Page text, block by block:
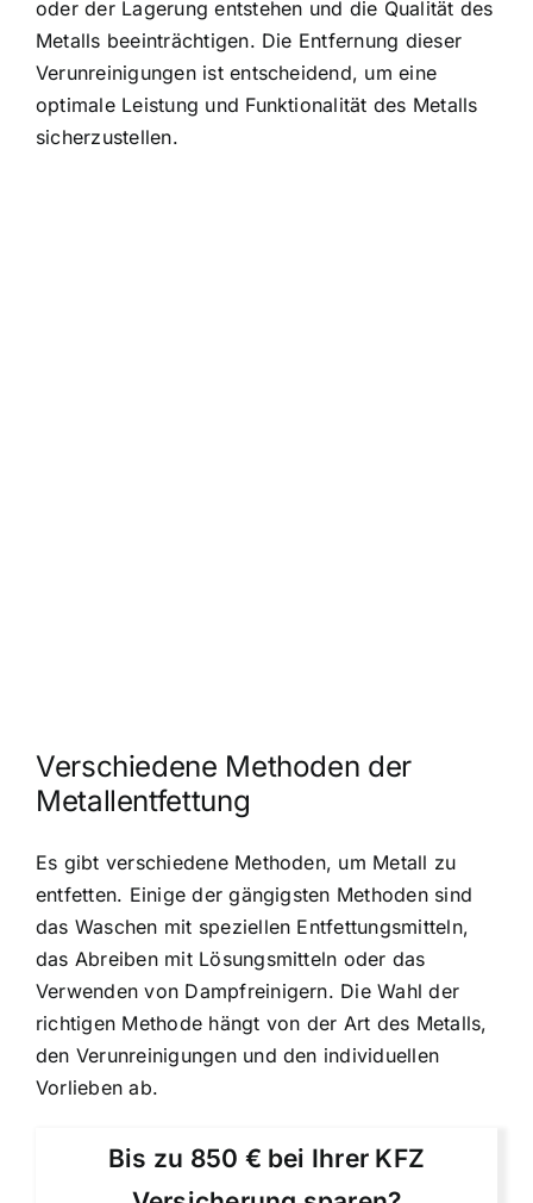
oder der Lagerung entstehen und die Qualität des
Metalls beeinträchtigen. Die Entfernung dieser
Verunreinigungen ist entscheidend, um eine
optimale Leistung und Funktionalität des Metalls
sicherzustellen.
Verschiedene Methoden der
Metallentfettung
Es gibt verschiedene Methoden, um Metall zu
entfetten. Einige der gängigsten Methoden sind
das Waschen mit speziellen Entfettungsmitteln,
das Abreiben mit Lösungsmitteln oder das
Verwenden von Dampfreinigern. Die Wahl der
richtigen Methode hängt von der Art des Metalls,
den Verunreinigungen und den individuellen
Vorlieben ab.
Bis zu 850 € bei Ihrer KFZ